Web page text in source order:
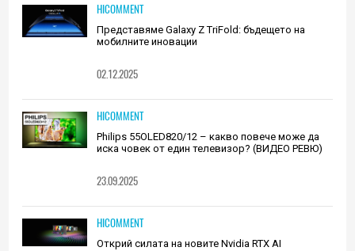
HICOMMENT
Представяме Galaxy Z TriFold: бъдещето на
мобилните иновации
02.12.2025
HICOMMENT
Philips 55OLED820/12 – какво повече може да
иска човек от един телевизор? (ВИДЕО РЕВЮ)
23.09.2025
HICOMMENT
Открий силата на новите Nvidia RTX AI